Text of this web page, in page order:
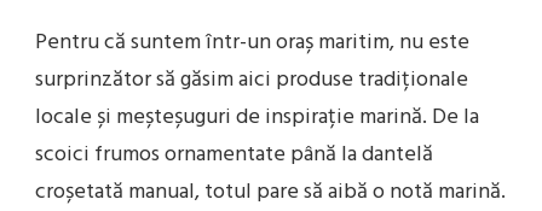
Pentru că suntem într-un oraș maritim, nu este
surprinzător să găsim aici produse tradiționale
locale și meșteșuguri de inspirație marină. De la
scoici frumos ornamentate până la dantelă
croșetată manual, totul pare să aibă o notă marină.